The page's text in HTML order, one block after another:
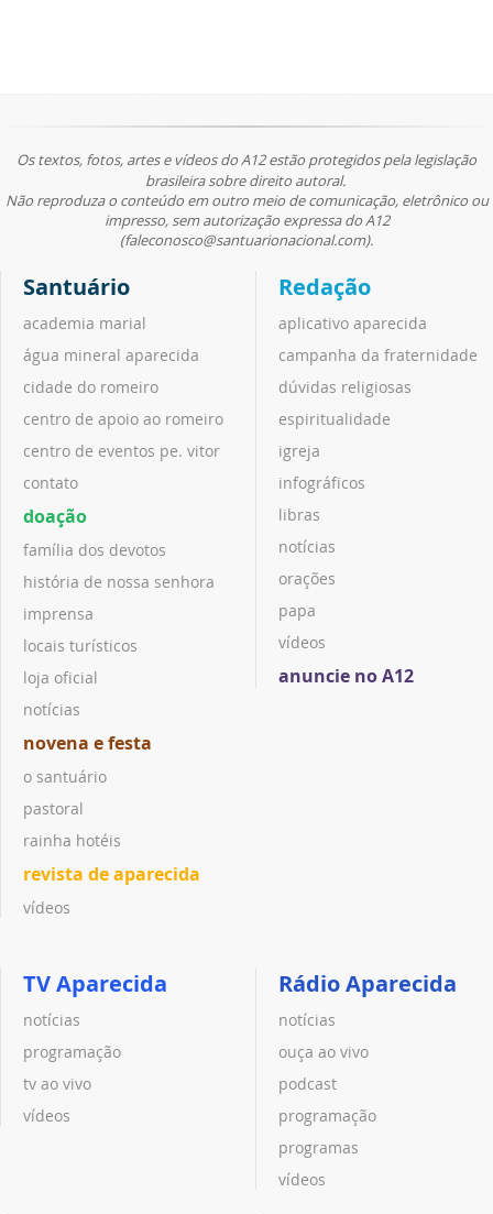
Os textos, fotos, artes e vídeos do A12 estão protegidos pela legislação
brasileira sobre direito autoral.
Não reproduza o conteúdo em outro meio de comunicação, eletrônico ou
impresso, sem autorização expressa do A12
(faleconosco@santuarionacional.com).
Santuário
academia marial
água mineral aparecida
cidade do romeiro
centro de apoio ao romeiro
centro de eventos pe. vitor
contato
doação
família dos devotos
história de nossa senhora
imprensa
locais turísticos
loja oficial
notícias
novena e festa
o santuário
pastoral
rainha hotéis
revista de aparecida
vídeos
Redação
aplicativo aparecida
campanha da fraternidade
dúvidas religiosas
espiritualidade
igreja
infográficos
libras
notícias
orações
papa
vídeos
anuncie no A12
TV Aparecida
notícias
programação
tv ao vivo
vídeos
Rádio Aparecida
notícias
ouça ao vivo
podcast
programação
programas
vídeos